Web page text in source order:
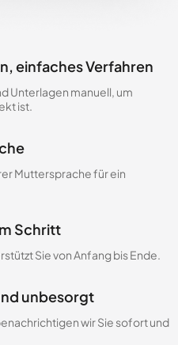
einfaches Verfahren
Unterlagen manuell, um
ist.
Muttersprache für ein
Schritt
Sie von Anfang bis Ende.
unbesorgt
wir Sie sofort und